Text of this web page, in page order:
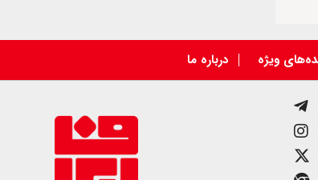
ویژه درباره ما